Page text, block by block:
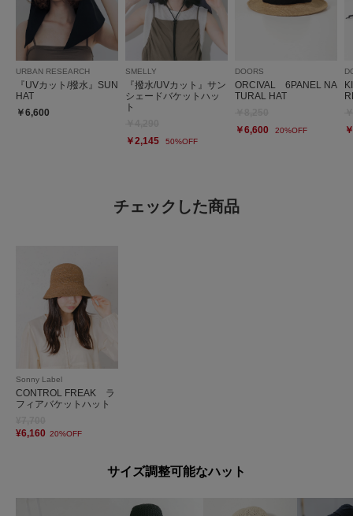
URBAN RESEARCH
『UVカット/撥水』SUN
HAT
￥6,600
SMELLY
『撥水/UVカット』サン
シェードバケットハッ
ト
￥2,145
50%OFF
DOORS
ORCIVAL 6PANEL NA
TURAL HAT
￥6,600
20%OFF
チェックした商品
Sonny Label
CONTROL FREAK ラ
フィアバケットハット
¥6,160 20%OFF
サイズ調整可能なハット